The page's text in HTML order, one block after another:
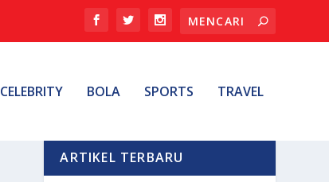
CELEBRITY BOLA SPORTS TRAVEL
ARTIKEL TERBARU